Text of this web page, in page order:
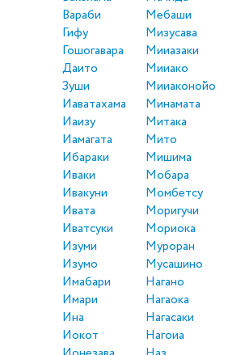
Вараби
Гифу
Гошогавара
Даито
Зуши
Иаватахама
Иаизу
Иамагата
Ибараки
Иваки
Ивакуни
Ивата
Иватсуки
Изуми
Изумо
Имабари
Имари
Ина
Иокот
Мебаши
Мизусава
Мииазаки
Мииако
Мииаконойо
Минамата
Митака
Мито
Мишима
Мобара
Момбетсу
Моригучи
Мориока
Муроран
Мусашино
Нагано
Нагаока
Нагасаки
Нагоиа